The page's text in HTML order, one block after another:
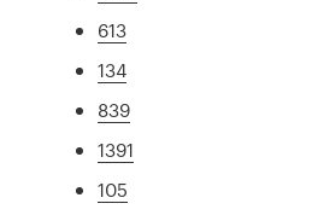
613
134
839
1391
105